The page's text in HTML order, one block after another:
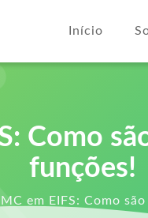
Início
Como
funções!
em EIFS: Como